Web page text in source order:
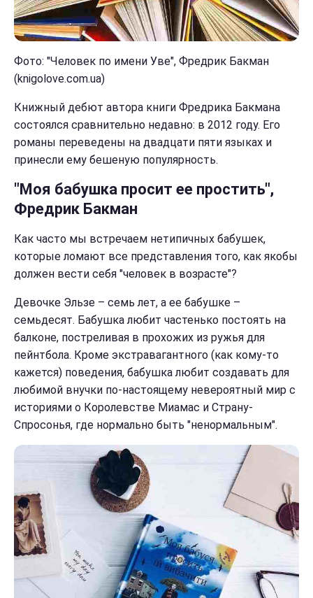
Фото: "Человек по имени Уве", Фредрик Бакман
(knigolove.com.ua)
Книжный дебют автора книги Фредрика Бакмана
состоялся сравнительно недавно: в 2012 году. Его
романы переведены на двадцати пяти языках и
принесли ему бешеную популярность.
"Моя бабушка просит ее простить",
Фредрик Бакман
Как часто мы встречаем нетипичных бабушек,
которые ломают все представления того, как якобы
должен вести себя "человек в возрасте"?
Девочке Эльзе – семь лет, а ее бабушке –
семьдесят. Бабушка любит частенько постоять на
балконе, постреливая в прохожих из ружья для
пейнтбола. Кроме экстравагантного (как кому-то
кажется) поведения, бабушка любит создавать для
любимой внучки по-настоящему невероятный мир с
историями о Королевстве Миамас и Страну-
Спросонья, где нормально быть "ненормальным".